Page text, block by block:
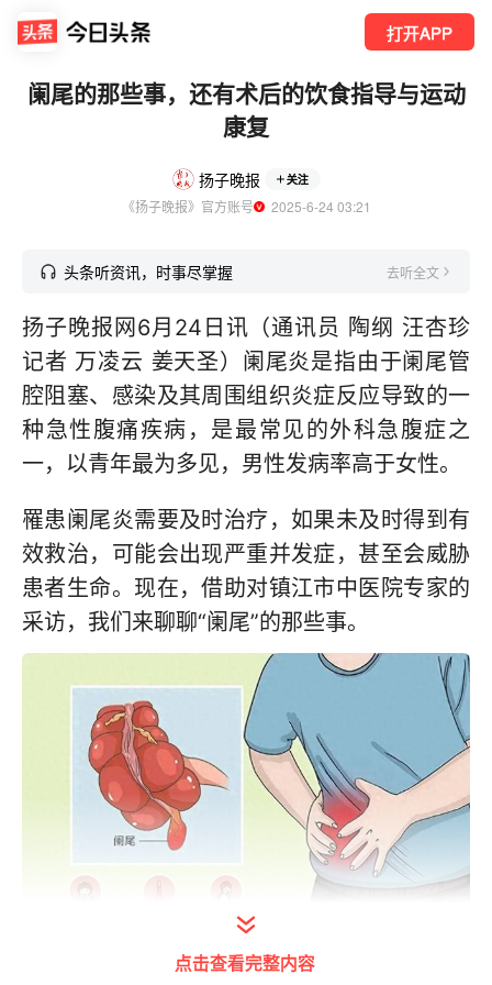
打开APP
阑尾的那些事，还有术后的饮食指导与运动
康复
扬子晚报 关注
《扬子晚报》官方账号
  2025-6-24 03:21
头条听资讯，时事尽掌握 去听全文
扬子晚报网6月24日讯（通讯员 陶纲 汪杏珍
记者 万凌云 姜天圣）阑尾炎是指由于阑尾管
腔阻塞、感染及其周围组织炎症反应导致的一
种急性腹痛疾病，是最常见的外科急腹症之
一，以青年最为多见，男性发病率高于女性。
罹患阑尾炎需要及时治疗，如果未及时得到有
效救治，可能会出现严重并发症，甚至会威胁
患者生命。现在，借助对镇江市中医院专家的
采访，我们来聊聊“阑尾”的那些事。
点击查看完整内容